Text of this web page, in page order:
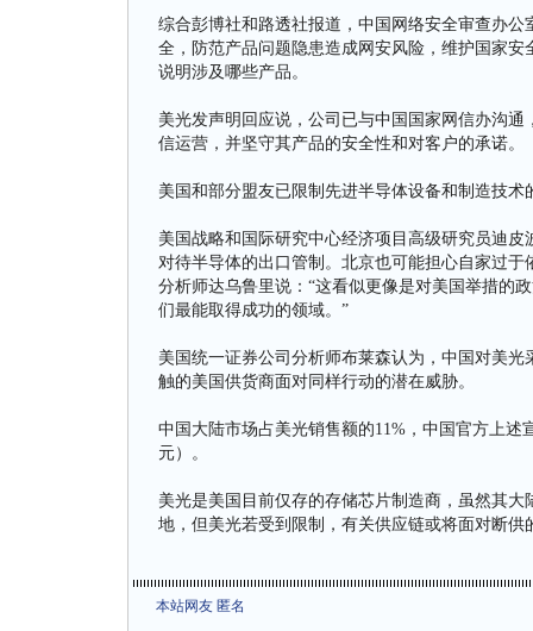
综合彭博社和路透社报道，中国网络安全审查办
全，防范产品问题隐患造成网安风险，维护国家
说明涉及哪些产品。
美光发声明回应说，公司已与中国国家网信办沟
信运营，并坚守其产品的安全性和对客户的承诺。
美国和部分盟友已限制先进半导体设备和制造技
美国战略和国际研究中心经济项目高级研究员迪
对待半导体的出口管制。北京也可能担心自家过
分析师达乌鲁里说：“这看似更像是对美国举措的
们最能取得成功的领域。”
美国统一证券公司分析师布莱森认为，中国对美
触的美国供货商面对同样行动的潜在威胁。
中国大陆市场占美光销售额的11%，中国官方上述
元）。
美光是美国目前仅存的存储芯片制造商，虽然其
地，但美光若受到限制，有关供应链或将面对断供
本站网友 匿名